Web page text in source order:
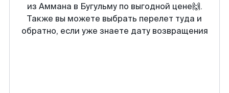
из Аммана в Бугульму по выгодной цене🙌.
Также вы можете выбрать перелет туда и
обратно, если уже знаете дату возвращения